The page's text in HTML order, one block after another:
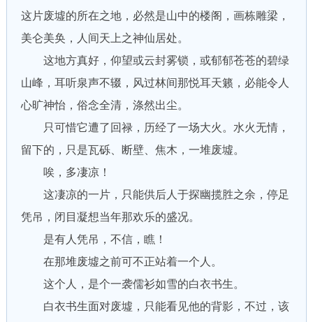
这片废墟的所在之地，必然是山中的楼阁，画栋雕梁，
美仑美奂，人间天上之神仙居处。
这地方真好，仰望或云封雾锁，或郁郁苍苍的碧绿
山峰，耳听泉声不辍，风过林间那悦耳天籁，必能令人
心旷神怡，俗念全清，涤然出尘。
只可惜它遭了回禄，历经了一场大火。水火无情，
留下的，只是瓦砾、断壁、焦木，一堆废墟。
唉，多凄凉！
这凄凉的一片，只能供后人于探幽揽胜之余，停足
凭吊，闭目凝想当年那欢乐的盛况。
是有人凭吊，不信，瞧！
在那堆废墟之前可不正站着一个人。
这个人，是个一袭儒衫如雪的白衣书生。
白衣书生面对废墟，只能看见他的背影，不过，该